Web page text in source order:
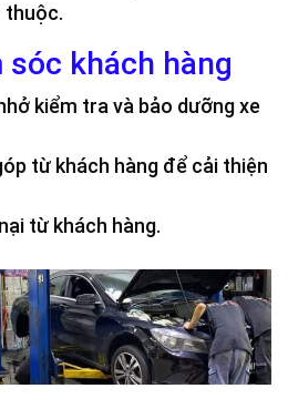
thuộc.
sóc khách hàng
kiểm tra và bảo dưỡng xe
từ khách hàng để cải thiện
từ khách hàng.